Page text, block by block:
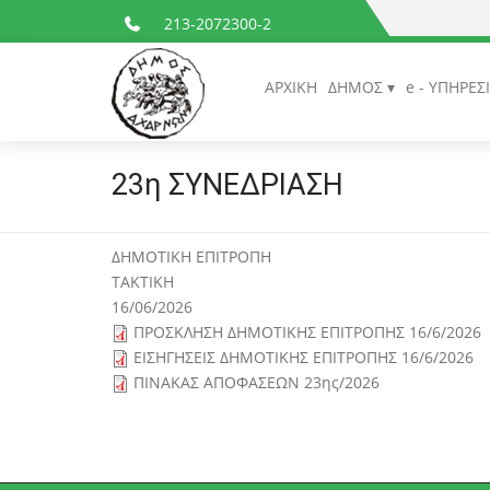
213-2072300-2
ΑΡΧΙΚΗ ΔΗΜΟΣ e -
23η ΣΥΝΕΔΡΙΑΣΗ
ΔΗΜΟΤΙΚΗ ΕΠΙΤΡΟΠΗ
ΤΑΚΤΙΚΗ
16/06/2026
ΠΡΟΣΚΛΗΣΗ ΔΗΜΟΤΙΚΗΣ ΕΠΙΤΡΟΠΗΣ 16/6/2026
ΕΙΣΗΓΗΣΕΙΣ ΔΗΜΟΤΙΚΗΣ ΕΠΙΤΡΟΠΗΣ 16/6/2026
ΠΙΝΑΚΑΣ ΑΠΟΦΑΣΕΩΝ 23ης/2026